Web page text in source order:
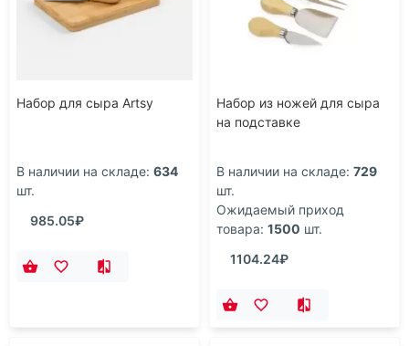
Набор для сыра Artsy
В наличии на складе: 634
шт.
985.05₽
Набор из ножей для сыра
на подставке
В наличии на складе: 729
шт.
Ожидаемый приход
товара: 1500 шт.
1104.24₽